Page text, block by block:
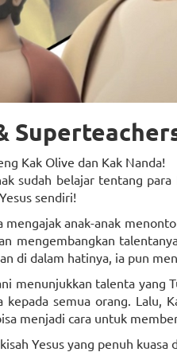
Kak Olive dan Kak Nanda!
sudah belajar tentang
sendiri!
mengajak anak-anak
mengembangkan
di dalam hatinya, ia pun
menunjukkan talenta yang
semua orang. Lalu,
menjadi cara untuk
Yesus yang penuh kuasa